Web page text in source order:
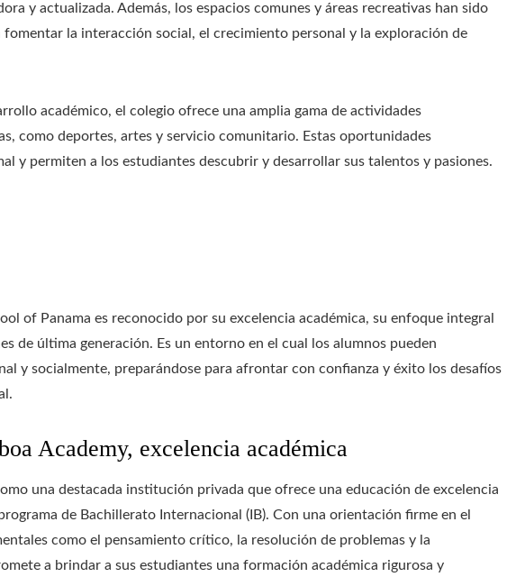
y actualizada. Además, los espacios comunes y áreas recreativas han sido
fomentar la interacción social, el crecimiento personal y la exploración de
académico, el colegio ofrece una amplia gama de actividades
como deportes, artes y servicio comunitario. Estas oportunidades
y permiten a los estudiantes descubrir y desarrollar sus talentos y pasiones.
of Panama es reconocido por su excelencia académica, su enfoque integral
de última generación. Es un entorno en el cual los alumnos pueden
y socialmente, preparándose para afrontar con confianza y éxito los desafíos
Academy, excelencia académica
una destacada institución privada que ofrece una educación de excelencia
de Bachillerato Internacional (IB). Con una orientación firme en el
como el pensamiento crítico, la resolución de problemas y la
a brindar a sus estudiantes una formación académica rigurosa y